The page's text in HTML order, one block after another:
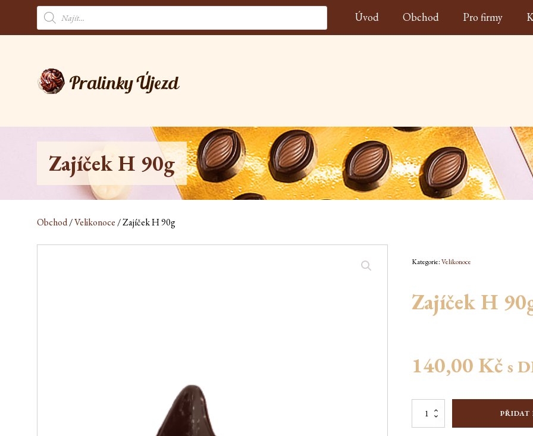
Products
search
Úvod Obchod Pro firmy
Zajíček H 90g
Obchod/Velikonoce / Zajíček H 90g
Kategorie:Velikonoce
Zajíček H
140,00 Kč s
Zajíček
PŘIDAT